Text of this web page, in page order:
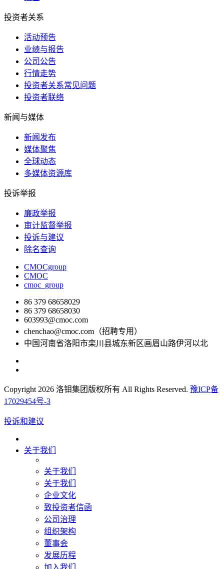
投资者关系
活动预告
业绩与报告
公司公告
行情走势
投资者关系常见问题
投资者联络
新闻与媒体
新闻发布
媒体聚焦
全球动态
多媒体资源库
投诉举报
廉政举报
审计监督举报
投诉与建议
除名查询
CMOCgroup
CMOC
cmoc_group
86 379 68658029
86 379 68658030
603993@cmoc.com
chenchao@cmoc.com（招聘专用）
中国河南省洛阳市栾川县城东新区画眉山路伊河以北
Copyright 2026 洛钼集团版权所有 All Rights Reserved. 豫ICP备
17029454号-3
投诉和建议
关于我们
关于我们
关于我们
企业文化
致投资者信函
公司治理
组织架构
董事会
发展历程
加入我们